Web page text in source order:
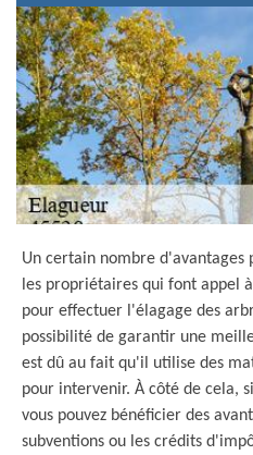
Un certain nombre d'avantages
les propriétaires qui font appel
pour effectuer l'élagage des
possibilité de garantir une
est dû au fait qu'il utilise des
pour intervenir. À côté de cela,
vous pouvez bénéficier des
subventions ou les crédits